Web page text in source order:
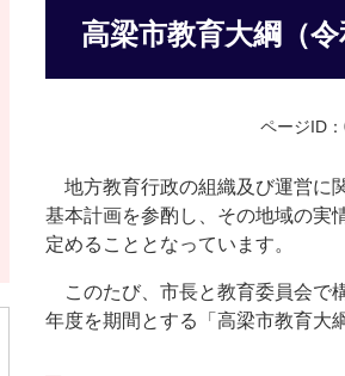
高梁市教育大綱（令
ページID
地方教育行政の組織及び運営に
基本計画を参酌し、その地域の実
定めることとなっています。
このたび、市長と教育委員会で
年度を期間とする「高梁市教育大